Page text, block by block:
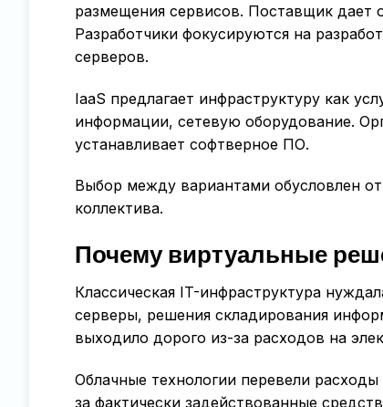
размещения сервисов. Поставщик дает
Разработчики фокусируются на
серверов.
IaaS предлагает инфраструктуру как
информации, сетевую оборудование.
устанавливает софтверное ПО.
Выбор между вариантами обусловлен
коллектива.
Почему виртуальные
Классическая IT-инфраструктура
серверы, решения складирования
выходило дорого из-за расходов на
Облачные технологии перевели
за фактически задействованные